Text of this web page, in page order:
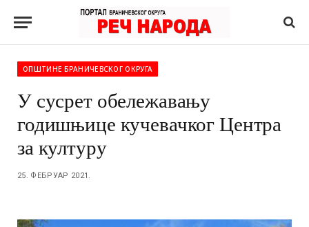
ОПШТИНЕ БРАНИЧЕВСКОГ ОКРУГА
У сусрет обележавању
годишњице кучевачког Центра
за културу
25. ФЕБРУАР 2021.